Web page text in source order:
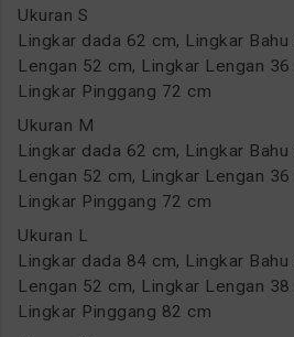
Ukuran S
Lingkar dada 62 cm, Lingkar Bahu
Lengan 52 cm, Lingkar Lengan
Lingkar Pinggang 72 cm
Ukuran M
Lingkar dada 62 cm, Lingkar Bahu
Lengan 52 cm, Lingkar Lengan
Lingkar Pinggang 72 cm
Ukuran L
Lingkar dada 84 cm, Lingkar Bahu
Lengan 52 cm, Lingkar Lengan
Lingkar Pinggang 82 cm